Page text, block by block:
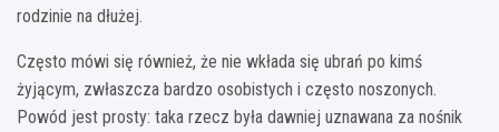
rodzinie na dłużej.
Często mówi się również, że nie wkłada się ubrań po kimś
żyjącym, zwłaszcza bardzo osobistych i często noszonych.
Powód jest prosty: taka rzecz była dawniej uznawana za nośnik